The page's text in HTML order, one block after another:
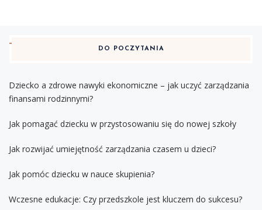
DO POCZYTANIA
Dziecko a zdrowe nawyki ekonomiczne – jak uczyć zarządzania
finansami rodzinnymi?
Jak pomagać dziecku w przystosowaniu się do nowej szkoły
Jak rozwijać umiejętność zarządzania czasem u dzieci?
Jak pomóc dziecku w nauce skupienia?
Wczesne edukacje: Czy przedszkole jest kluczem do sukcesu?